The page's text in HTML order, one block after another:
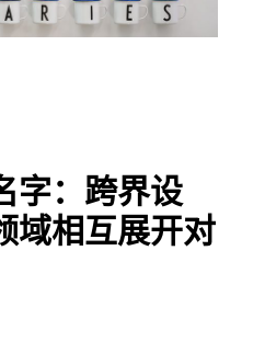
字：跨界设
域相互展开对